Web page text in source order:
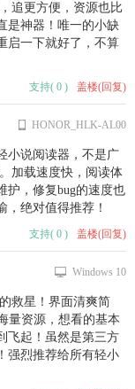
追更方便，资源也比
是神器！唯一的小缺
启一下就好了，不算
支持( 0 ) 盖楼(回复)
小说阅读器，不是广
加载速度快，阅读体
护，修复bug的速度也
绝对值得推荐！
HONOR_HLK-AL00
支持( 0 ) 盖楼(回复)
救星！界面清爽简
量资源，想看的基本
飞起！虽然是第三方
强烈推荐给所有轻小
Windows 10